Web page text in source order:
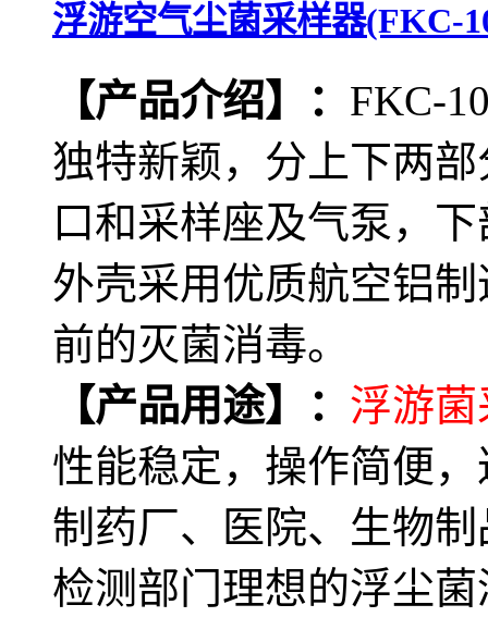
浮游空气尘菌采样器(FKC-
【产品介绍】： FKC-
独特新颖，分上下两部
口和采样座及气泵，
外壳采用优质航空铝
前的灭菌消毒。
【产品用途】： 浮游
性能稳定，操作简便
制药厂、医院、生物
检测部门理想的浮尘